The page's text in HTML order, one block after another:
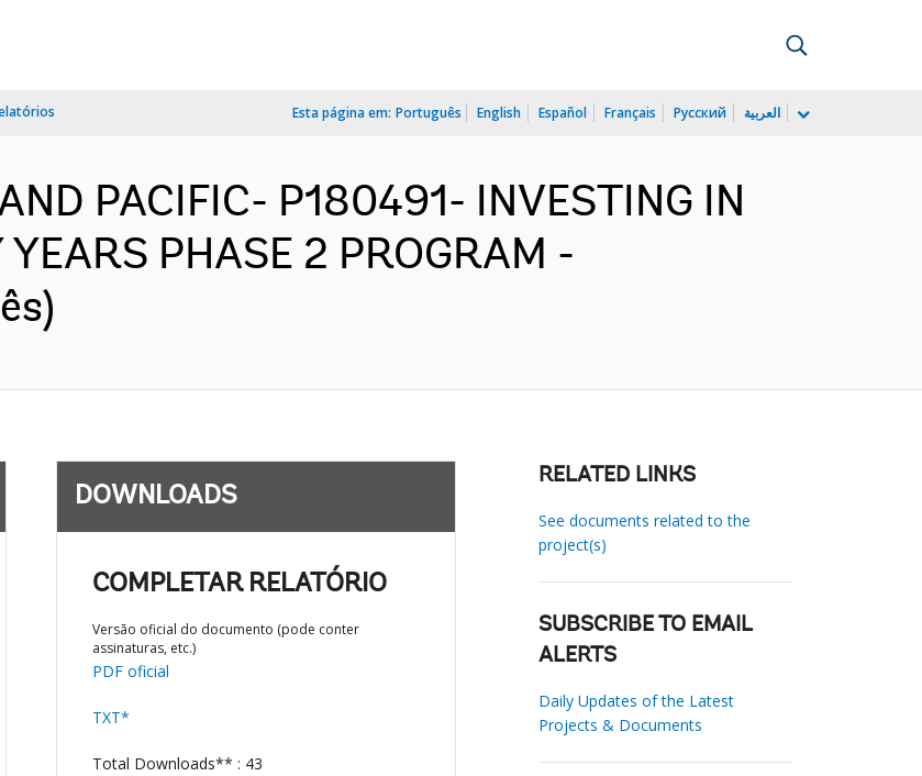
Esta página em: Português English Español Français Русский العربية
PACIFIC- P180491- INVESTING IN
PHASE 2 PROGRAM -
DOWNLOADS
COMPLETAR RELATÓRIO
Versão oficial do documento (pode conter
assinaturas, etc.)
PDF oficial
TXT*
Total Downloads** : 43
RELATED LINKS
See documents related to the
project(s)
SUBSCRIBE TO EMAIL
ALERTS
Daily Updates of the Latest
Projects & Documents